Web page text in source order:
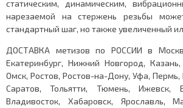
статическим, динамическим,
нарезаемой на стержень резьбы
стандартный шаг, но также увеличенный
ДОСТАВКА метизов по РОССИИ в
Екатеринбург, Нижний Новгород,
Омск, Ростов, Ростов-на-Дону, Уфа, Пермь,
Саратов, Тольятти, Тюмень, Ижевск,
Владивосток, Хабаровск, Ярославль,